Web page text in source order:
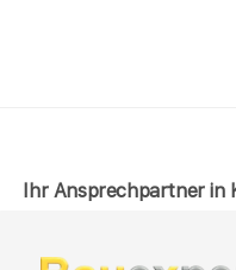
Ihr Ansprechpartner in